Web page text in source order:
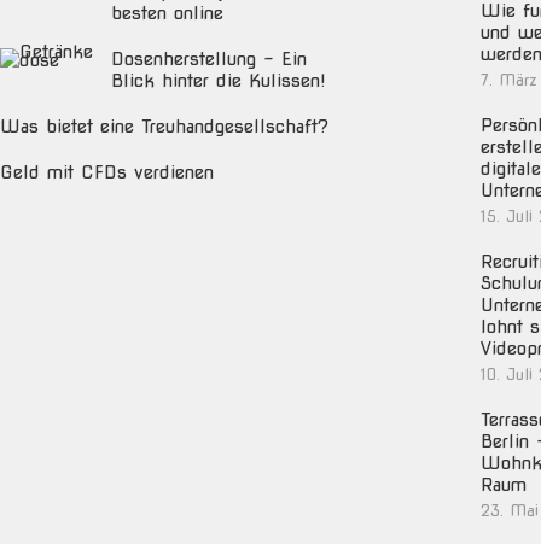
besten online
Dosenherstellung – Ein
Blick hinter die Kulissen!
Was bietet eine Treuhandgesellschaft?
Geld mit CFDs verdienen
Wie
und
7. März
15. Juli
lohnt
10. Juli
Berlin
Raum
23.